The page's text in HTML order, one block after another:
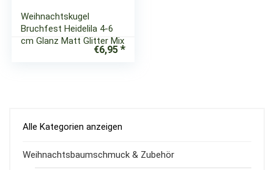
Weihnachtskugel
Bruchfest Heidelila 4-6
cm Glanz Matt Glitter Mix
€6,95
Alle Kategorien anzeigen
Weihnachtsbaumschmuck & Zubehör